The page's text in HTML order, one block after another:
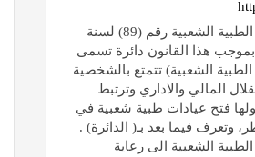
قانون العيادات الطبية الشعبية رقم (89) لسنة
بموجب هذا القانون دائرة تسمى
الطبية الشعبية) تتمتع بالشخصية
المالي والاداري وترتبط
فتح عيادات طبية شعبية في
وتعرف فيما بعد بـ( الدائرة) .
الشعبية الى رعاية